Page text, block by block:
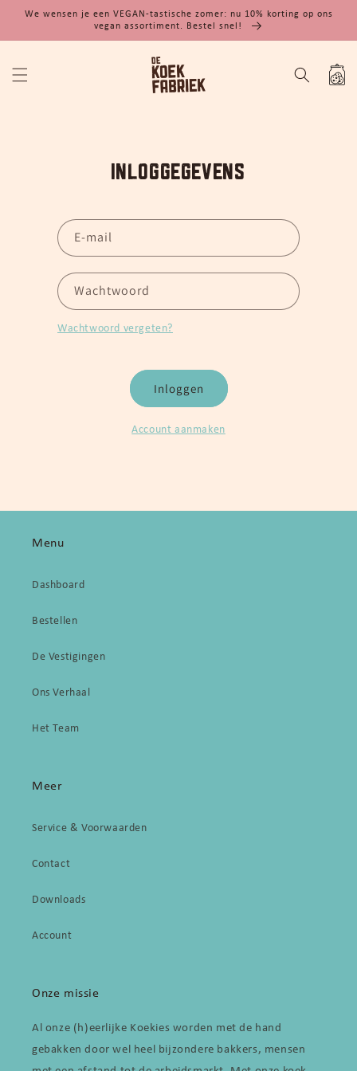
naar de
We wensen je een VEGAN-tastische zomer: nu 10% korting op ons
vegan assortiment. Bestel snel!
Inloggegevens
E‑mail
Wachtwoord
Wachtwoord vergeten?
Inloggen
Account aanmaken
Menu
Dashboard
Bestellen
De Vestigingen
Ons Verhaal
Het Team
Meer
Service & Voorwaarden
Contact
Downloads
Account
Onze missie
Al onze (h)eerlijke Koekies worden met de hand
gebakken door wel heel bijzondere bakkers, mensen